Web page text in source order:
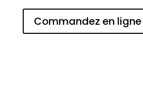
Commandez en ligne